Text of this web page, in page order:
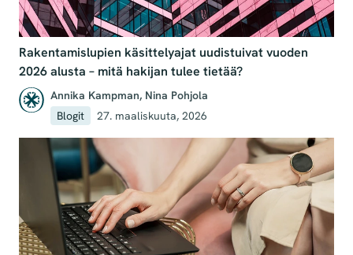
Rakentamislupien käsittelyajat uudistuivat vuoden
2026 alusta – mitä hakijan tulee tietää?
Annika Kampman, Nina Pohjola
Blogit
27. maaliskuuta, 2026